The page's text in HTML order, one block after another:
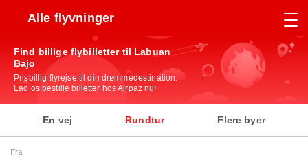
Alle flyvninger
Find billige flybilletter til Labuan
Bajo
Prisbillig flyrejse til din drømmedestination.
Lad os bestille billetter hos Airpaz nu!
En vej Rundtur Flere byer
Fra